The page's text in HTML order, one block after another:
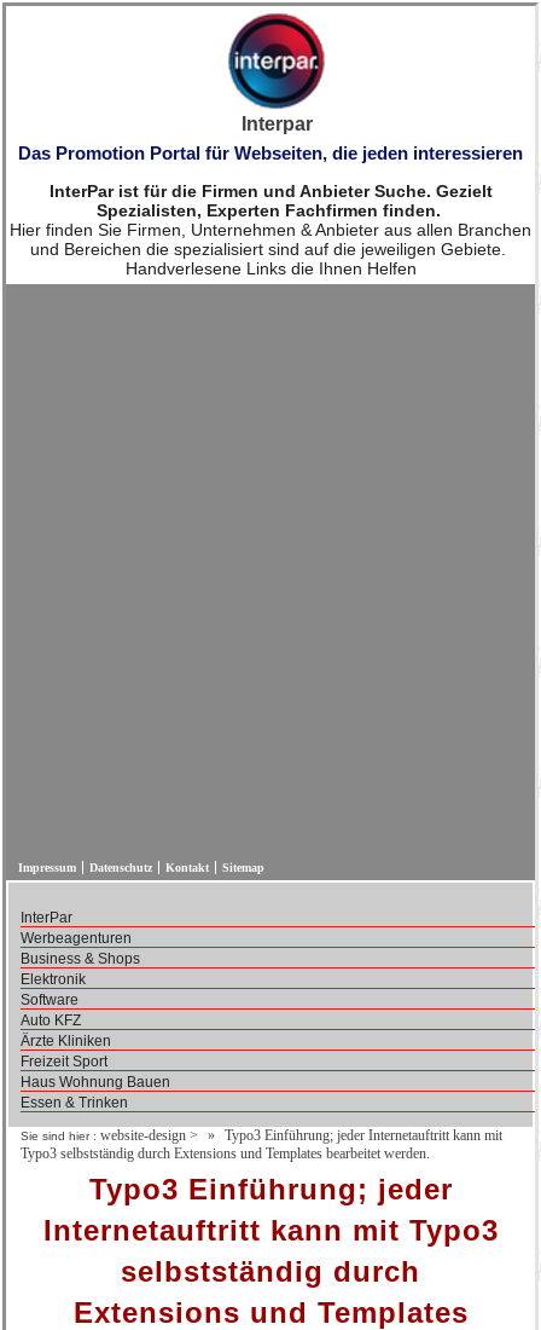
Interpar
Das Promotion Portal für Webseiten, die jeden interessieren
InterPar ist für die Firmen und Anbieter Suche. Gezielt
Spezialisten, Experten Fachfirmen finden.
Hier finden Sie Firmen, Unternehmen & Anbieter aus allen Branchen
und Bereichen die spezialisiert sind auf die jeweiligen Gebiete.
Handverlesene Links die Ihnen Helfen
Impressum Datenschutz Kontakt Sitemap
InterPar
Werbeagenturen
Business & Shops
Elektronik
Software
Auto KFZ
Ärzte Kliniken
Freizeit Sport
Haus Wohnung Bauen
Essen & Trinken
Sie sind hier : website-design >
Typo3 Einführung; jeder Internetauftritt kann mit
Typo3 selbstständig durch Extensions und Templates bearbeitet werden.
Typo3 Einführung; jeder
Internetauftritt kann mit Typo3
selbstständig durch
Extensions und Templates